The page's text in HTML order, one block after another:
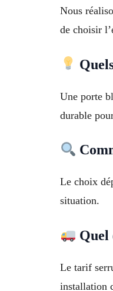
Nous
de choisir
Une porte
durable
Le choix
situation.
Quel
Le tarif
installation